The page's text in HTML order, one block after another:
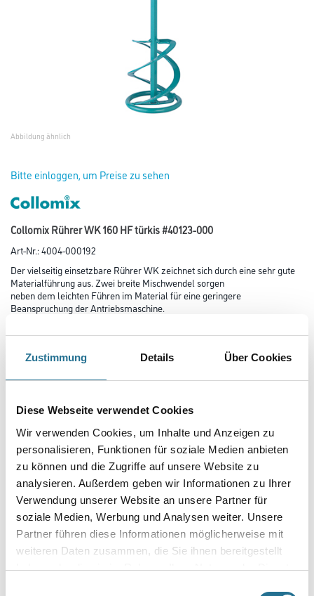
Zustimmung Details Über Cookies
Diese Webseite verwendet Cookies
Wir verwenden Cookies, um Inhalte und Anzeigen zu
personalisieren, Funktionen für soziale Medien anbieten
zu können und die Zugriffe auf unsere Website zu
analysieren. Außerdem geben wir Informationen zu Ihrer
Verwendung unserer Website an unsere Partner für
soziale Medien, Werbung und Analysen weiter. Unsere
Partner führen diese Informationen möglicherweise mit
weiteren Daten zusammen, die Sie ihnen bereitgestellt
haben oder die sie im Rahmen Ihrer Nutzung der Dienste
Abbildung ähnlich
Bitte einloggen, um Preise zu sehen
Collomix Rührer WK 160 HF türkis #40123-000
Art-Nr.:4004-000192
Der vielseitig einsetzbare Rührer WK zeichnet sich durch eine sehr gute
Materialführung aus. Zwei breite Mischwendel sorgen
neben dem leichten Führen im Material für eine geringere
Beanspruchung der Antriebsmaschine.
Farbtonbezeichnung
Durchmesser in millimeter
Umrechnungsfaktoren